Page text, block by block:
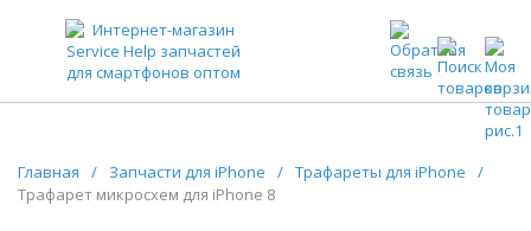
ЗАПЧАСТИ ДЛЯ ТЕЛЕФОНОВ ОПТОМ
Главная / Запчасти для iPhone / Трафареты для iPhone
/
Трафарет микросхем для iPhone 8